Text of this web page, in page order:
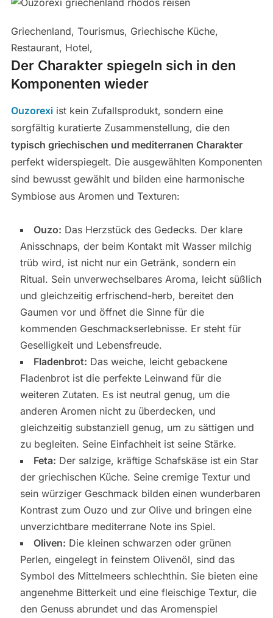
Griechenland, Tourismus, Griechische Küche,
Restaurant, Hotel,
Der Charakter spiegeln sich in den
Komponenten wieder
Ouzorexiist kein Zufallsprodukt, sondern eine
sorgfältig kuratierte Zusammenstellung, die den
typisch griechischen und mediterranen Charakter
perfekt widerspiegelt. Die ausgewählten Komponenten
sind bewusst gewählt und bilden eine harmonische
Symbiose aus Aromen und Texturen:
Ouzo: Das Herzstück des Gedecks. Der klare
Anisschnaps, der beim Kontakt mit Wasser milchig
trüb wird, ist nicht nur ein Getränk, sondern ein
Ritual. Sein unverwechselbares Aroma, leicht süßlich
und gleichzeitig erfrischend-herb, bereitet den
Gaumen vor und öffnet die Sinne für die
kommenden Geschmackserlebnisse. Er steht für
Geselligkeit und Lebensfreude.
Fladenbrot: Das weiche, leicht gebackene
Fladenbrot ist die perfekte Leinwand für die
weiteren Zutaten. Es ist neutral genug, um die
anderen Aromen nicht zu überdecken, und
gleichzeitig substanziell genug, um zu sättigen und
zu begleiten. Seine Einfachheit ist seine Stärke.
Feta: Der salzige, kräftige Schafskäse ist ein Star
der griechischen Küche. Seine cremige Textur und
sein würziger Geschmack bilden einen wunderbaren
Kontrast zum Ouzo und zur Olive und bringen eine
unverzichtbare mediterrane Note ins Spiel.
Oliven: Die kleinen schwarzen oder grünen
Perlen, eingelegt in feinstem Olivenöl, sind das
Symbol des Mittelmeers schlechthin. Sie bieten eine
angenehme Bitterkeit und eine fleischige Textur, die
den Genuss abrundet und das Aromenspiel